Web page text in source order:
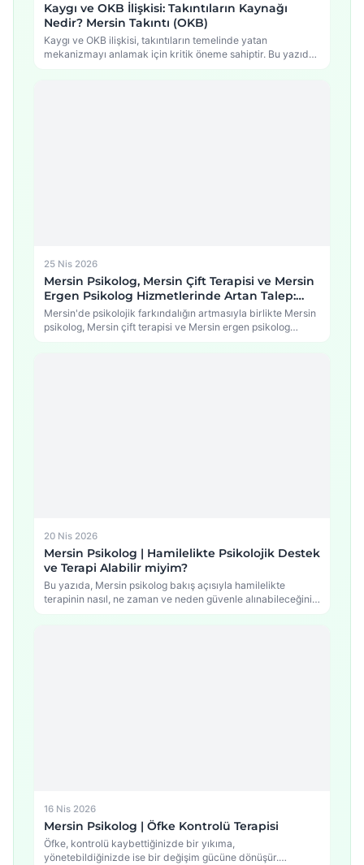
Kaygı ve OKB İlişkisi: Takıntıların Kaynağı
Nedir? Mersin Takıntı (OKB)
Kaygı ve OKB ilişkisi, takıntıların temelinde yatan
mekanizmayı anlamak için kritik öneme sahiptir. Bu yazıda,
25 Nis 2026
Mersin Psikolog, Mersin Çift Terapisi ve Mersin
Ergen Psikolog Hizmetlerinde Artan Talep:
Psikolojide Yeni Dönem
Mersin'de psikolojik farkındalığın artmasıyla birlikte Mersin
psikolog, Mersin çift terapisi ve Mersin ergen psikolog
20 Nis 2026
Mersin Psikolog | Hamilelikte Psikolojik Destek
ve Terapi Alabilir miyim?
Bu yazıda, Mersin psikolog bakış açısıyla hamilelikte
terapinin nasıl, ne zaman ve neden güvenle alınabileceğini,
16 Nis 2026
Mersin Psikolog | Öfke Kontrolü Terapisi
Öfke, kontrolü kaybettiğinizde bir yıkıma,
yönetebildiğinizde ise bir değişim gücüne dönüşür.